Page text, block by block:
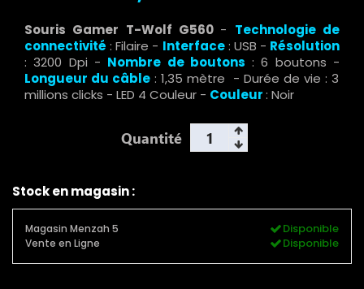
Souris Gamer T-Wolf G560 - Technologie de
connectivité : Filaire - Interface: USB - Résolution
: 3200 Dpi - Nombre de boutons : 6 boutons -
Longueur du câble : 1,35 mètre - Durée de vie : 3
millions clicks - LED 4 Couleur - Couleur: Noir
Quantité
Stock en magasin :
Magasin Menzah 5 Disponible
Vente en Ligne Disponible